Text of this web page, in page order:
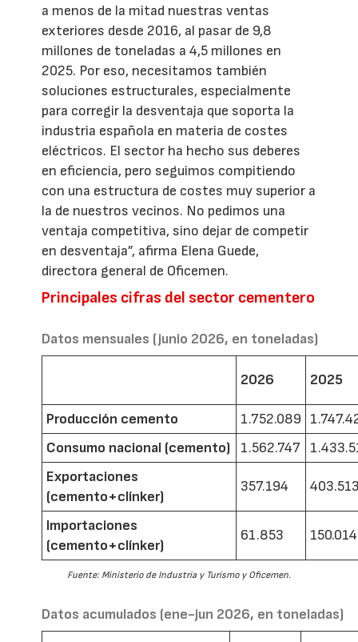
a menos de la mitad nuestras ventas
exteriores desde 2016, al pasar de 9,8
millones de toneladas a 4,5 millones en
2025. Por eso, necesitamos también
soluciones estructurales, especialmente
para corregir la desventaja que soporta la
industria española en materia de costes
eléctricos. El sector ha hecho sus deberes
en eficiencia, pero seguimos compitiendo
con una estructura de costes muy superior a
la de nuestros vecinos. No pedimos una
ventaja competitiva, sino dejar de competir
en desventaja”, afirma Elena Guede,
directora general de Oficemen.
Principales cifras del sector cementero
Datos mensuales (junio 2026, en toneladas)
2026 2025
Producción cemento 1.752.089
Consumo nacional (cemento)
1.562.747
Exportaciones
(cemento+clínker)
357.194
Importaciones
(cemento+clínker)
61.853 150.014
Fuente: Ministerio de Industria y Turismo y Oficemen.
Datos acumulados (ene-jun 2026, en toneladas)